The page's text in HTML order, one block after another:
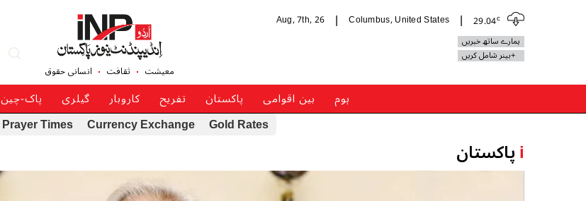
29.04c
Columbus, United States
Aug, 7th, 26
ہمارے ساتھ خبریں
+بینر شامل کریں
معیشت ثقافت انسانی حقوق
ہوم بین اقوامی پاکستان تفریح کاروبار گیلری پاک-چین
Gold Rates
Currency Exchange
Prayer Times
iپاکستان